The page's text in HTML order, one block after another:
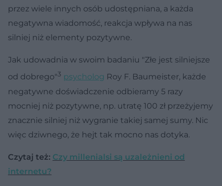
przez wiele innych osób udostępniana, a każda
negatywna wiadomość, reakcja wpływa na nas
silniej niż elementy pozytywne.
Jak udowadnia w swoim badaniu "Złe jest silniejsze
od dobrego"3 psycholog Roy F. Baumeister, każde
negatywne doświadczenie odbieramy 5 razy
mocniej niż pozytywne, np. utratę 100 zł przeżyjemy
znacznie silniej niż wygranie takiej samej sumy. Nic
więc dziwnego, że hejt tak mocno nas dotyka.
Czytaj też: Czy millenialsi są uzależnieni od
internetu?